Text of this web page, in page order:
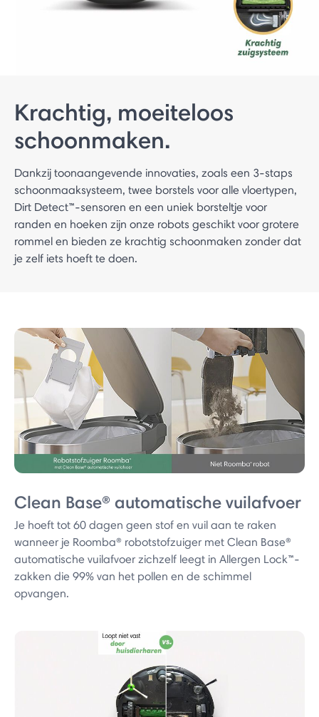
Krachtig, moeiteloos
schoonmaken.
Dankzij toonaangevende innovaties, zoals een 3-staps
schoonmaaksysteem, twee borstels voor alle vloertypen,
Dirt Detect™-sensoren en een uniek borsteltje voor
randen en hoeken zijn onze robots geschikt voor grotere
rommel en bieden ze krachtig schoonmaken zonder dat
je zelf iets hoeft te doen.
Clean Base® automatische vuilafvoer
Je hoeft tot 60 dagen geen stof en vuil aan te raken
wanneer je Roomba® robotstofzuiger met Clean Base®
automatische vuilafvoer zichzelf leegt in Allergen Lock™-
zakken die 99% van het pollen en de schimmel
opvangen.